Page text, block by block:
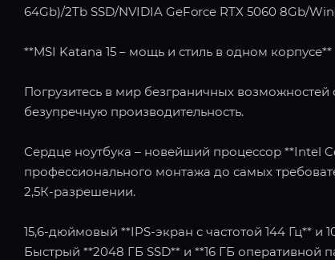
64Gb)/2Tb SSD/NVIDIA GeForce RTX 5060 8Gb/
**MSI Katana 15 – мощь и стиль в одном корпусе**
Погрузитесь в мир безграничных возможностей
безупречную производительность.
Сердце ноутбука – новейший процессор **Intel
профессионального монтажа до самых
2,5К-разрешении.
15,6-дюймовый **IPS-экран с частотой 144 Гц** и
Быстрый **2048 ГБ SSD** и **16 ГБ